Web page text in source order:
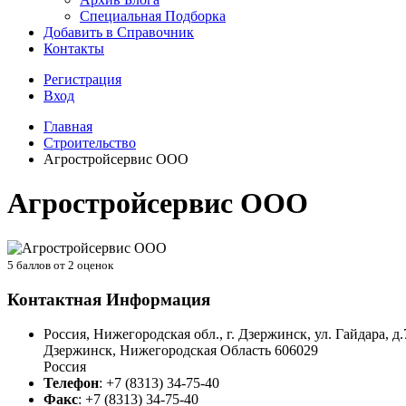
Специальная Подборка
Добавить в Справочник
Контакты
Регистрация
Вход
Главная
Строительство
Агростройсервис ООО
Агростройсервис ООО
5 баллов от 2 оценок
Контактная Информация
Россия, Нижегородская обл., г. Дзержинск, ул. Гайдара,
Дзержинск, Нижегородская Область 606029
Россия
Телефон: +7 (8313) 34-75-40
Факс: +7 (8313) 34-75-40